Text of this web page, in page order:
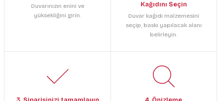
Duvarınızın enini ve
yüksekliğini girin.
Kağıdını Seçin
Duvar kağıdı malzemesini
seçip, baskı yapılacak alanı
belirleyin.